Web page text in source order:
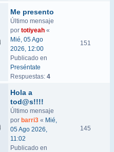
Me presento
Último mensaje
por totiyeah «
Mié, 05 Ago
2026, 12:00
Publicado en
Preséntate
Respuestas: 4
151
Hola a
tod@s!!!!
Último mensaje
por barri3 « Mié,
05 Ago 2026,
11:02
Publicado en
145